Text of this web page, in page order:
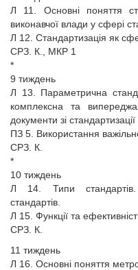
Л 11. Основні поняття
виконавчої влади у сфері
Л 12. Стандартизація як
СРЗ. К., МКР 1
*
9 тиждень
Л 13. Параметрична
комплексна та
документи зі стандартизації
ПЗ 5. Використання
СРЗ. К.
*
10 тиждень
Л 14. Типи стандартів.
стандартів.
Л 15. Функції та
СРЗ. К.
11 тиждень
Л 16. Основні поняття